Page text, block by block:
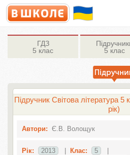
ГДЗ
5 клас
5 клас
Підручник Світова література
рік)
Автори: Є.В. Волощук
Рік: 2013 Клас: 5